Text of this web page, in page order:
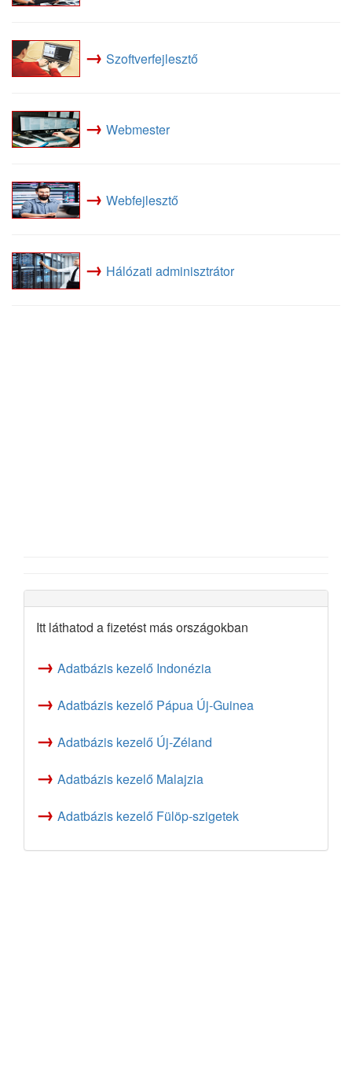
→ Szoftverfejlesztő
→ Webmester
→ Webfejlesztő
→ Hálózati adminisztrátor
Itt láthatod a fizetést más országokban
→ Adatbázis kezelő Indonézia
→ Adatbázis kezelő Pápua Új-Guinea
→ Adatbázis kezelő Új-Zéland
→ Adatbázis kezelő Malajzia
→ Adatbázis kezelő Fülöp-szigetek